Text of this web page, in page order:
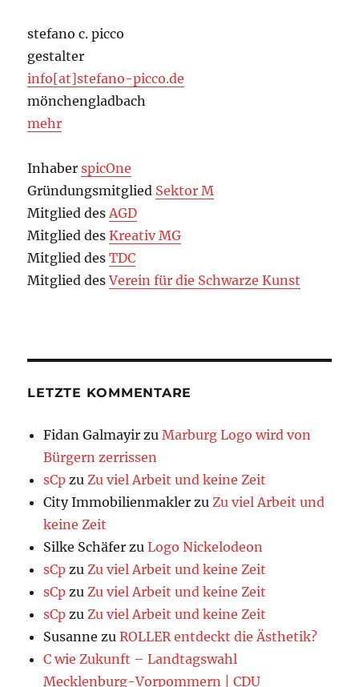
stefano c. picco
gestalter
info[at]stefano-picco.de
mönchengladbach
mehr
InhaberspicOne
Gründungsmitglied Sektor M
Mitglied desAGD
Mitglied desKreativ MG
Mitglied desTDC
Mitglied desVerein für die Schwarze Kunst
LETZTE KOMMENTARE
Fidan Galmayir zuMarburg Logo wird von
Bürgern zerrissen
sCp zuZu viel Arbeit und keine Zeit
City Immobilienmakler zuZu viel Arbeit und
keine Zeit
Silke Schäfer zuLogo Nickelodeon
sCp zuZu viel Arbeit und keine Zeit
sCp zuZu viel Arbeit und keine Zeit
sCp zuZu viel Arbeit und keine Zeit
Susanne zuROLLER entdeckt die Ästhetik?
C wie Zukunft – Landtagswahl
Mecklenburg-Vorpommern | CDU